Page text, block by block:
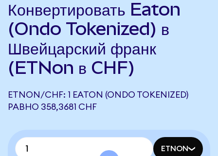
Конвертировать Eaton
(Ondo Tokenized) в
Швейцарский франк
(ETNon в CHF)
ETNON/CHF: 1 EATON (ONDO TOKENIZED)
РАВНО 358,3681 CHF
ETNON